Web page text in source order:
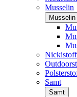
Musselin
Musselin
Samt
Samt